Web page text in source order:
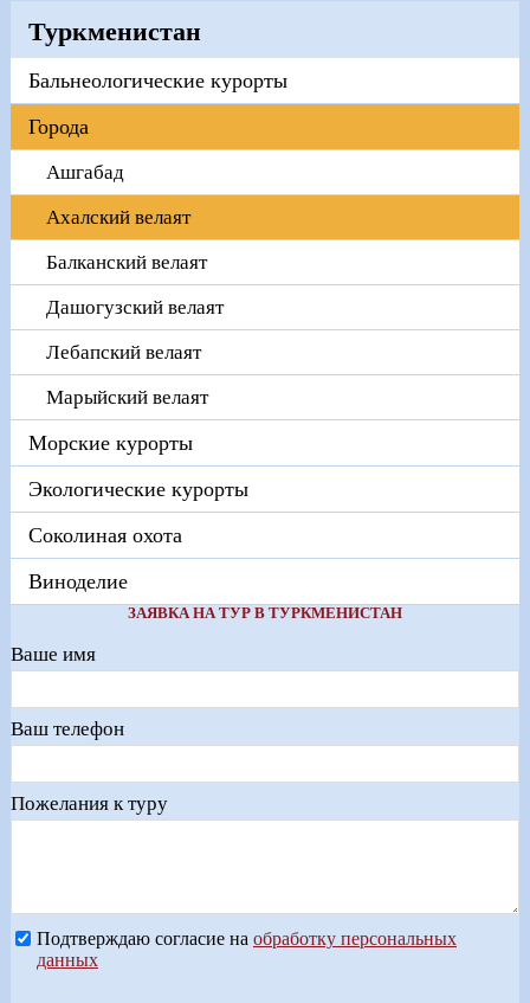
Туркменистан
Бальнеологические курорты
Города
Ашгабад
Ахалский велаят
Балканский велаят
Дашогузский велаят
Лебапский велаят
Марыйский велаят
Морские курорты
Экологические курорты
Соколиная охота
Виноделие
ЗАЯВКА НА ТУР В ТУРКМЕНИСТАН
Ваше имя
Ваш телефон
Пожелания к туру
Подтверждаю согласие на обработку персональных
данных